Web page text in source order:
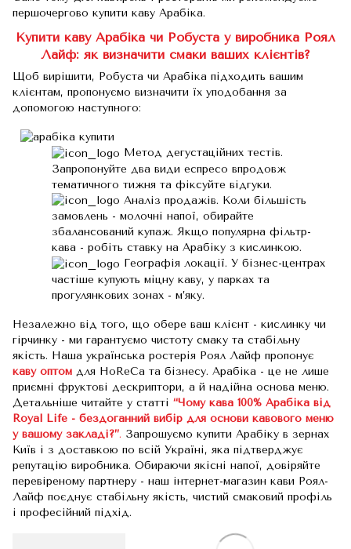
першочергово купити каву Арабіка.
Купити каву Арабіка чи Робуста у виробника Роял
Лайф: як визначити смаки ваших клієнтів?
Щоб вирішити, Робуста чи Арабіка підходить вашим
клієнтам, пропонуємо визначити їх уподобання за
допомогою наступного:
Метод дегустаційних тестів.
Запропонуйте два види еспресо впродовж
тематичного тижня та фіксуйте відгуки.
Аналіз продажів. Коли більшість
замовлень - молочні напої, обирайте
збалансований купаж. Якщо популярна фільтр-
кава - робіть ставку на Арабіку з кислинкою.
Географія локації. У бізнес-центрах
частіше купують міцну каву, у парках та
прогулянкових зонах - м’яку.
Незалежно від того, що обере ваш клієнт - кислинку чи
гірчинку - ми гарантуємо чистоту смаку та стабільну
якість. Наша українська ростерія Роял Лайф пропонує
каву оптом для HoReCa та бізнесу. Арабіка - це не лише
приємні фруктові дескриптори, а й надійна основа меню.
Детальніше читайте у статті “Чому кава 100% Арабіка від
Royal Life - бездоганний вибір для основи кавового меню
у вашому закладі?”. Запрошуємо купити Арабіку в зернах
Київ і з доставкою по всій Україні, яка підтверджує
репутацію виробника. Обираючи якісні напої, довіряйте
перевіреному партнеру - наш інтернет-магазин кави Роял-
Лайф поєднує стабільну якість, чистий смаковий профіль
і професійний підхід.